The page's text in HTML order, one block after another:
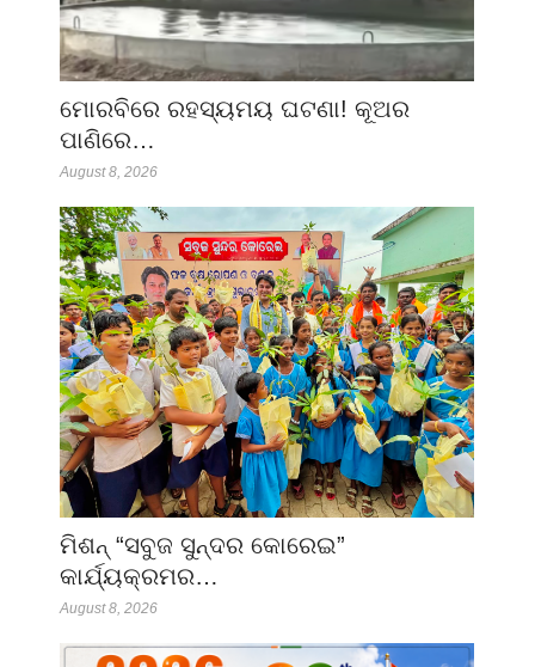
ମୋରବିରେ ରହସ୍ୟମୟ ଘଟଣା! କୂଅର
ପାଣିରେ…
August 8, 2026
ମିଶନ୍ “ସବୁଜ ସୁନ୍ଦର କୋରେଇ”
କାର୍ଯ୍ୟକ୍ରମର…
August 8, 2026